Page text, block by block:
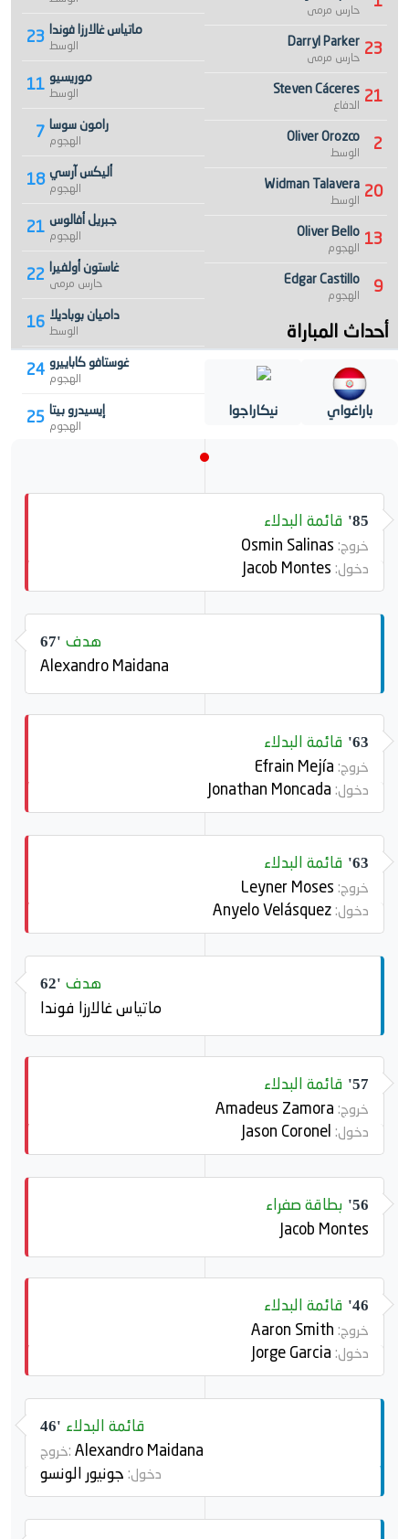
23 ماتياس غالارزا فوندا
الوسط
11 موريسيو
الوسط
7 رامون سوسا
الهجوم
18 أليكس آرسي
الهجوم
21 جبريل أفالوس
الهجوم
22 غاستون أولفيرا
حارس مرمى
16 داميان بوباديلا
الوسط
24 غوستافو كاباييرو
الهجوم
25 إيسيدرو بيتا
الهجوم
حارس مرمى
23
Darryl Parker
حارس مرمى
21
Steven Cáceres
الدفاع
2
Oliver Orozco
الوسط
20
Widman Talavera
الوسط
13
Oliver Bello
الهجوم
9
Edgar Castillo
الهجوم
أحداث المباراة
باراغواي نيكاراجوا
85' قائمة البدلاء
خروج:
دخول:
67' هدف
Alexandro Maidana
63' قائمة البدلاء
خروج:
دخول:
63' قائمة البدلاء
خروج:
دخول:
62' هدف
ماتياس غالارزا فوندا
57' قائمة البدلاء
خروج:
دخول:
56' بطاقة صفراء
Jacob Montes
46' قائمة البدلاء
خروج:
دخول:
46' قائمة البدلاء
خروج: Alexandro Maidana
دخول: جونيور الونسو